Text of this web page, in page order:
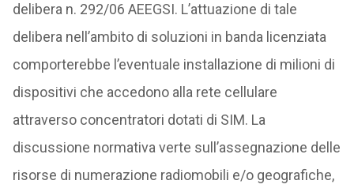
delibera n. 292/06 AEEGSI. L’attuazione di tale
delibera nell’ambito di soluzioni in banda licenziata
comporterebbe l’eventuale installazione di milioni di
dispositivi che accedono alla rete cellulare
attraverso concentratori dotati di SIM. La
discussione normativa verte sull’assegnazione delle
risorse di numerazione radiomobili e/o geografiche,